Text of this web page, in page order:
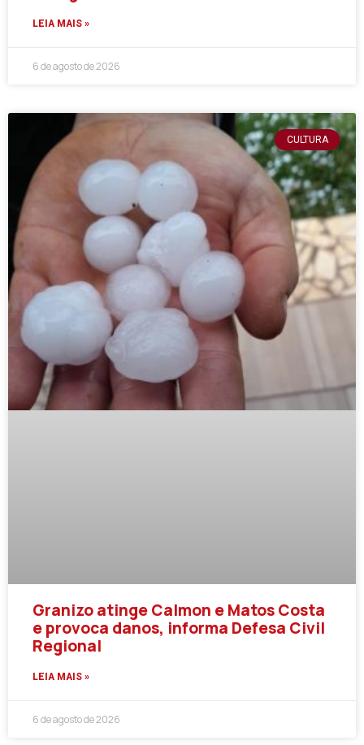
LEIA MAIS »
6 de agosto de 2026
CULTURA
Granizo atinge Calmon e Matos Costa
e provoca danos, informa Defesa Civil
Regional
LEIA MAIS »
6 de agosto de 2026